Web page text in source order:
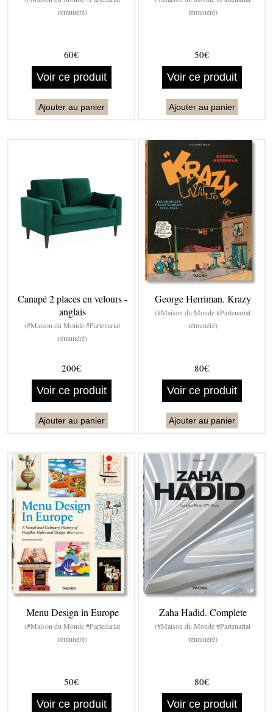
rémunéré)
60€
Voir ce produit
Ajouter au panier
rémunéré)
50€
Voir ce produit
Ajouter au panier
Canapé 2 places en velours -
anglais
(#Maison du Monde #Partenariat
rémunéré)
200€
Voir ce produit
Ajouter au panier
George Herriman. Krazy
(#Maison du Monde #Partenariat
rémunéré)
80€
Voir ce produit
Ajouter au panier
Menu Design in Europe
(#Maison du Monde #Partenariat
rémunéré)
50€
Voir ce produit
Zaha Hadid. Complete
(#Maison du Monde #Partenariat
rémunéré)
80€
Voir ce produit